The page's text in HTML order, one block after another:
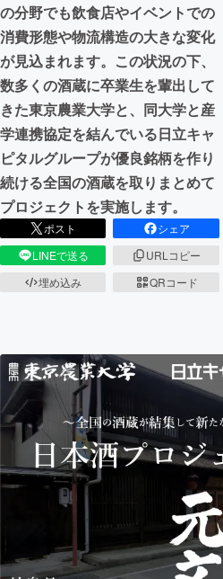
の分野でも飲食店やイベントでの
消費形態や物流構造の大きな変化
が見込まれます。この状況の下、
数多くの酒蔵に卒業生を輩出して
きた東京農業大学と、同大学と産
学連携協定を結んでいる日立キャ
ピタルグループが優良銘柄を作り
続ける全国の酒蔵を取りまとめて
プロジェクトを実施します。
ポスト
シェア
LINEで送る
URLコピー
埋め込み
QRコード